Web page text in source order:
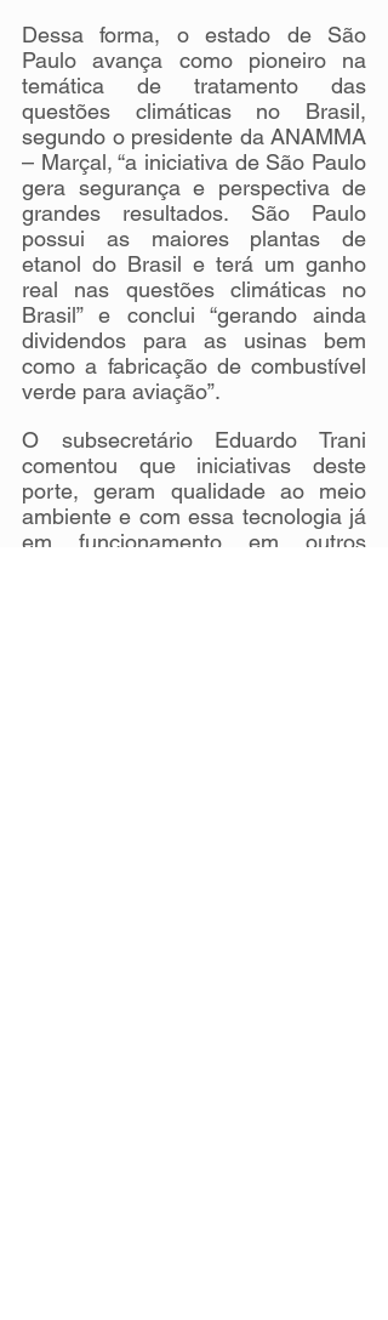
Dessa forma, o estado de São
Paulo avança como pioneiro na
temática de tratamento das
questões climáticas no Brasil,
segundo o presidente da ANAMMA
– Marçal, “a iniciativa de São Paulo
gera segurança e perspectiva de
grandes resultados. São Paulo
possui as maiores plantas de
etanol do Brasil e terá um ganho
real nas questões climáticas no
Brasil” e conclui “gerando ainda
dividendos para as usinas bem
como a fabricação de combustível
verde para aviação”.
O subsecretário Eduardo Trani
comentou que iniciativas deste
porte, geram qualidade ao meio
ambiente e com essa tecnologia já
em funcionamento em outros